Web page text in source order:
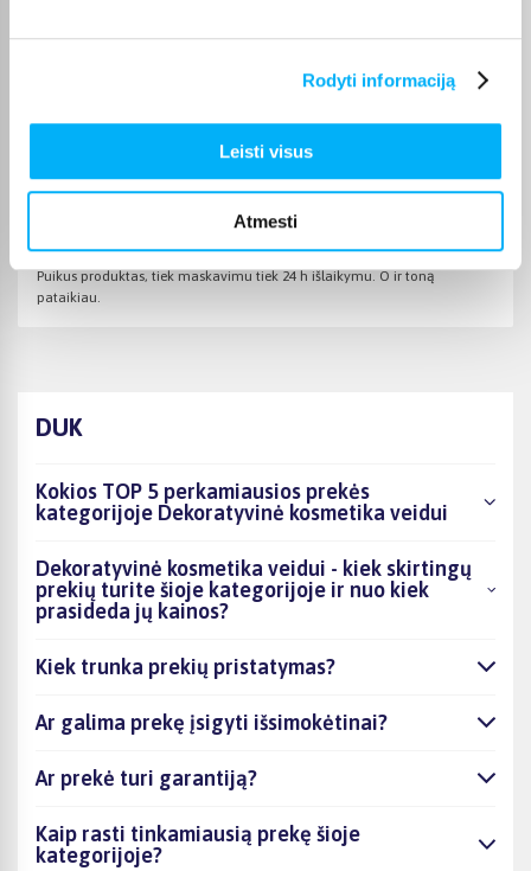
Rodyti informaciją
Leisti visus
Atmesti
Pirkėjų atsiliepimai apie prekes
Puikus produktas, tiek maskavimu tiek 24 h išlaikymu. O ir toną
pataikiau.
DUK
Kokios TOP 5 perkamiausios prekės
kategorijoje Dekoratyvinė kosmetika veidui
Dekoratyvinė kosmetika veidui - kiek skirtingų
prekių turite šioje kategorijoje ir nuo kiek
prasideda jų kainos?
Kiek trunka prekių pristatymas?
Ar galima prekę įsigyti išsimokėtinai?
Ar prekė turi garantiją?
Kaip rasti tinkamiausią prekę šioje
kategorijoje?